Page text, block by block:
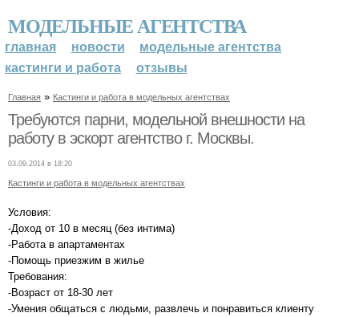
МОДЕЛЬНЫЕ АГЕНТСТВА
главная новости
модельные агентства
кастинги и работа
отзывы
Главная » Кастинги и работа в модельных агентствах
Требуются парни, модельной внешности на
работу в эскорт агентство г. Москвы.
03.09.2014 в 18:20
Кастинги и работа в модельных агентствах
Условия:
-Доход от 10 в месяц (без интима)
-Работа в апартаментах
-Помощь приезжим в жилье
Требования:
-Возраст от 18-30 лет
-Умения общаться с людьми, развлечь и понравиться клиенту